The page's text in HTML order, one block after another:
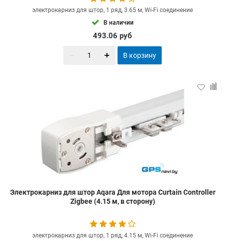
электрокарниз для штор, 1 ряд, 3.65 м, Wi-Fi соединение
В наличии
493.06 руб
В корзину
Электрокарниз для штор Aqara Для мотора Curtain Controller
Zigbee (4.15 м, в сторону)
электрокарниз для штор, 1 ряд, 4.15 м, Wi-Fi соединение